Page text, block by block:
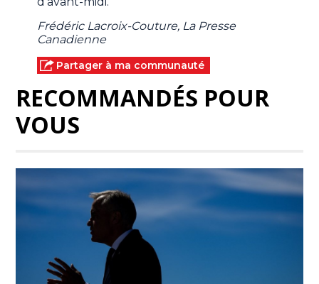
Frédéric Lacroix-Couture, La Presse
Canadienne
Partager à ma communauté
RECOMMANDÉS POUR
VOUS